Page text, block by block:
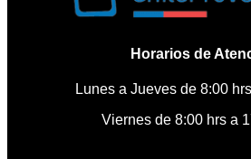
Horarios de
Lunes a Jueves de 8:00
Viernes de 8:00 hrs a